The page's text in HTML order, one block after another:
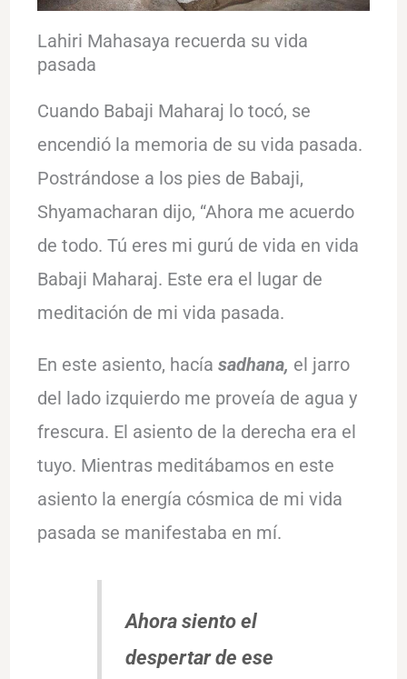
Lahiri Mahasaya recuerda su vida
pasada
Cuando Babaji Maharaj lo tocó, se
encendió la memoria de su vida pasada.
Postrándose a los pies de Babaji,
Shyamacharan dijo, “Ahora me acuerdo
de todo. Tú eres mi gurú de vida en vida
Babaji Maharaj. Este era el lugar de
meditación de mi vida pasada.
En este asiento, hacía sadhana, el jarro
del lado izquierdo me proveía de agua y
frescura. El asiento de la derecha era el
tuyo. Mientras meditábamos en este
asiento la energía cósmica de mi vida
pasada se manifestaba en mí.
Ahora siento el
despertar de ese